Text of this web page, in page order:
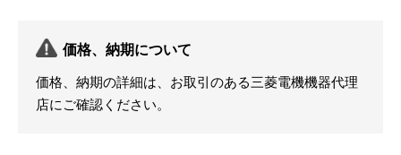
価格、納期について
価格、納期の詳細は、お取引のある三菱電機機器代理
店にご確認ください。